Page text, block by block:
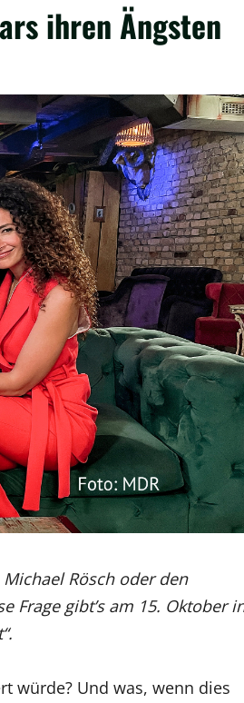
ihren Ängsten
Rösch oder den
Frage gibt’s am 15. Oktober
würde? Und was, wenn dies